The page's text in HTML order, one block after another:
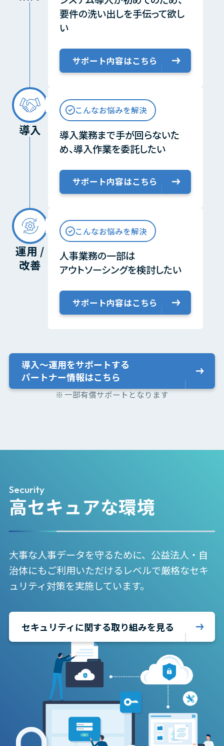
要件の洗い出しを手伝って欲し
い
サポート内容はこちら
導入
こんなお悩みを解決
導入業務まで手が回らないた
め、導入作業を委託したい
サポート内容はこちら
運用 /
改善
こんなお悩みを解決
人事業務の一部は
アウトソーシングを検討したい
サポート内容はこちら
導入〜運用をサポートする
パートナー情報はこちら
一部有償サポートとなります
Security
高セキュアな環境
大事な人事データを守るために、公益法人・自
治体にもご利用いただけるレベルで厳格なセキ
ュリティ対策を実施しています。
セキュリティに関する取り組みを見る